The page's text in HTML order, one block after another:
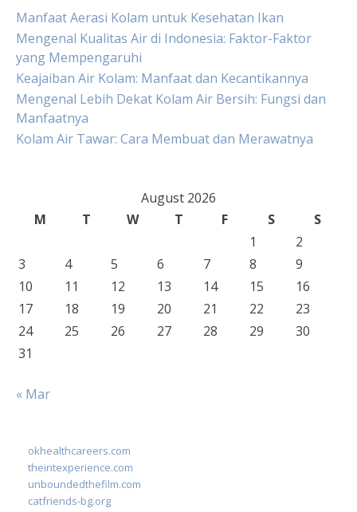
Manfaat Aerasi Kolam untuk Kesehatan Ikan
Mengenal Kualitas Air di Indonesia: Faktor-Faktor
yang Mempengaruhi
Keajaiban Air Kolam: Manfaat dan Kecantikannya
Mengenal Lebih Dekat Kolam Air Bersih: Fungsi dan
Manfaatnya
Kolam Air Tawar: Cara Membuat dan Merawatnya
August 2026
M
T W T F S
S
1
2
3
4 5 6 7 8
9
10
11 12 13 14 15
16
17
18 19 20 21 22
23
24
25 26 27 28 29
30
31
« Mar
okhealthcareers.com
theintexperience.com
unboundedthefilm.com
catfriends-bg.org